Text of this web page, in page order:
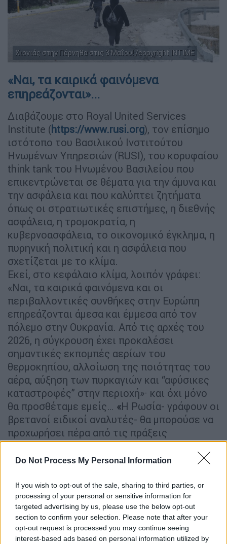
Do Not Process My Personal Information
If you wish to opt-out of the sale, sharing to third parties, or
processing of your personal or sensitive information for
targeted advertising by us, please use the below opt-out
section to confirm your selection. Please note that after your
opt-out request is processed you may continue seeing
interest-based ads based on personal information utilized by
Χιονιάς στην Πάρνηθα στις 3 Μαΐου! /copyright INTIME
«Ναι, τα καιρικά φαινόμενα
επηρεάζονται»...
Διαβάζουμε στο Royal United Services
Institute (https://www.rusi.org), τον επίσημο
ιστότοπο του Βασιλικού Ινστιτούτου
Ηνωμένων Υπηρεσιών (RUSI), του κορυφαίου
think tank του Ηνωμένου Βασιλείου που
επικεντρώνεται σε θέματα για την άμυνα και
την ασφάλεια και που καλύπτει ζητήματα
όπως οι στρατιωτικές επιστήμες, η διεθνής
ασφάλεια, η τρομοκρατία, η
κυβερνοασφάλεια, το οικονομικό έγκλημα, η
πυρηνική πολιτική και η ασφάλεια που
σχετίζεται με το κλίμα.
Εκεί, στο κεφάλαιο κλίμα, λοιπόν γράφει:
«Ναι, τα καιρικά φαινόμενα και οι
περιβαλλοντικές συνθήκες στην Ευρώπη
επηρεάζονται άμεσα και έμμεσα από τον
πόλεμο στην Ουκρανία. Από τις αρχές του
2026, η σύγκρουση έχει προκαλέσει
σημαντικές εκπομπές αερίων του
θερμοκηπίου, αλλοίωση της ποιότητας του
αέρα, αύξηση των πυρκαγιών και “αφύσικες
καταστροφές” στην περιοχή»· και όχι μόνο
θα προσθέταμε εμείς… «Η Ρωσία- γράφουν οι
βρετανοί ειδικοί αναλυτές- θα μπορούσε να
προχωρήσει πέρα από τις πράξεις
δολιοφθοράς στην Ευρώπη, αναπτύσσοντας
κρυφά τεχνολογίες ηλιακής γεωμηχανικής,
περιοχής». Να ‘χει δίκιο η φουρνάρισα,
τελικά; Ποιος κοιτάζει τα πτυχία σήμερα,
άλλωστε; Ο Πολάκης;
Τι είναι η ηλιακή γεωμηχανική